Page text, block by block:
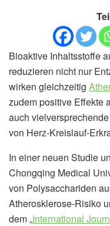
Bioaktive Inhaltsstoffe
reduzieren nicht nur
wirken gleichzeitig
zudem positive Effekte
auch
von Herz-Kreislauf-
In einer neuen Studie
Chongqing Medical
von Polysacchariden
Atherosklerose-Risiko
dem „International